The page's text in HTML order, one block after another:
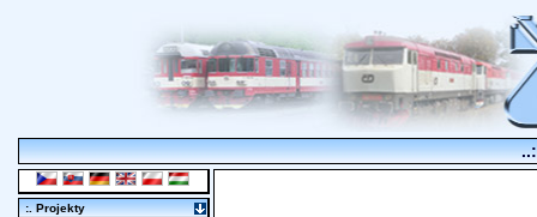
:. Projekty